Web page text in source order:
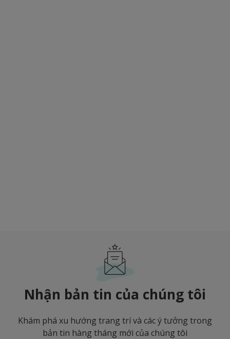
Nhận bản tin của chúng tôi
Khám phá xu hướng trang trí và các ý tưởng trong
bản tin hàng tháng mới của chúng tôi